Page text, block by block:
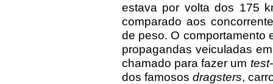
estava por volta dos 175
comparado aos
de peso. O comportamento
propagandas veiculadas
chamado para fazer um
dos famosos dragsters,